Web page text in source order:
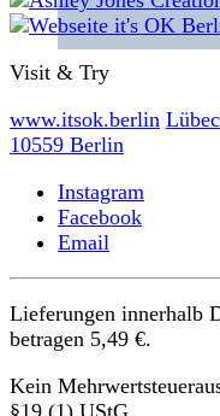
Visit & Try
www.itsok.berlin
10559 Berlin
Instagram
Facebook
Email
Lieferungen innerhalb
betragen 5,49 €.
Kein
§19 (1) UStG